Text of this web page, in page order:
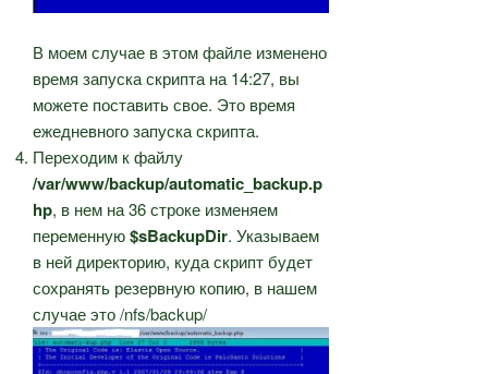
В моем случае в этом файле изменено
время запуска скрипта на 14:27, вы
можете поставить свое. Это время
ежедневного запуска скрипта.
Переходим к файлу
/var/www/backup/automatic_backup.p
hp, в нем на 36 строке изменяем
переменную$sBackupDir. Указываем
в ней директорию, куда скрипт будет
сохранять резервную копию, в нашем
случае это /nfs/backup/